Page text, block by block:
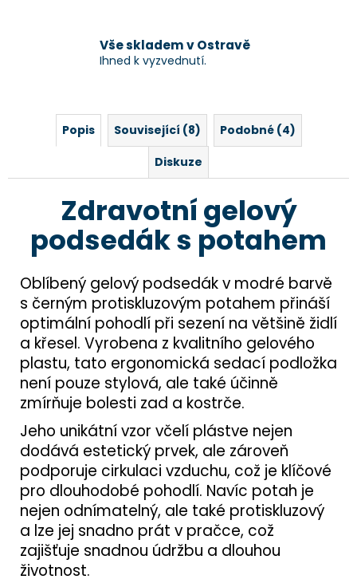
Vše skladem v Ostravě
Ihned k vyzvednutí.
Popis Související (8)
Podobné (4)
Diskuze
Zdravotní gelový
podsedák s potahem
Oblíbený gelový podsedák v modré barvě
s černým protiskluzovým potahem přináší
optimální pohodlí při sezení na většině židlí
a křesel. Vyrobena z kvalitního gelového
plastu, tato ergonomická sedací podložka
není pouze stylová, ale také účinně
zmírňuje bolesti zad a kostrče.
Jeho unikátní vzor včelí plástve nejen
dodává estetický prvek, ale zároveň
podporuje cirkulaci vzduchu, což je klíčové
pro dlouhodobé pohodlí. Navíc potah je
nejen odnímatelný, ale také protiskluzový
a lze jej snadno prát v pračce, což
zajišťuje snadnou údržbu a dlouhou
životnost.